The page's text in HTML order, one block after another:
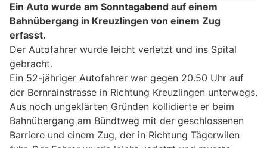
Ein Auto wurde am Sonntagabend auf einem
Bahnübergang in Kreuzlingen von einem Zug
erfasst.
Der Autofahrer wurde leicht verletzt und ins Spital
gebracht.
Ein 52-jähriger Autofahrer war gegen 20.50 Uhr auf
der Bernrainstrasse in Richtung Kreuzlingen unterwegs.
Aus noch ungeklärten Gründen kollidierte er beim
Bahnübergang am Bündtweg mit der geschlossenen
Barriere und einem Zug, der in Richtung Tägerwilen